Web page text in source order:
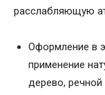
расслабляющую
Оформление в
применение
дерево,